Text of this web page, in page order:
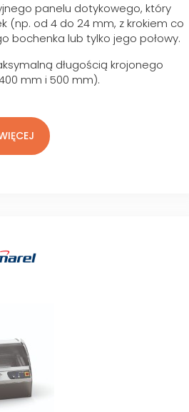
panelu dotykowego, który
(np. od 4 do 24 mm, z krokiem co
bochenka lub tylko jego połowy.
długością krojonego
mm i 500 mm).